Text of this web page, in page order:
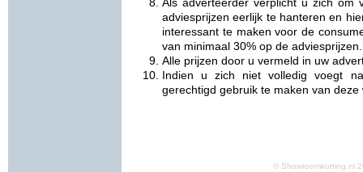
adviesprijzen eerlijk te hanteren en
interessant te maken voor de
van minimaal 30% op de adviesprijzen.
Alle prijzen door u vermeld in uw
Indien u zich niet volledig voegt
gerechtigd gebruik te maken van deze
©